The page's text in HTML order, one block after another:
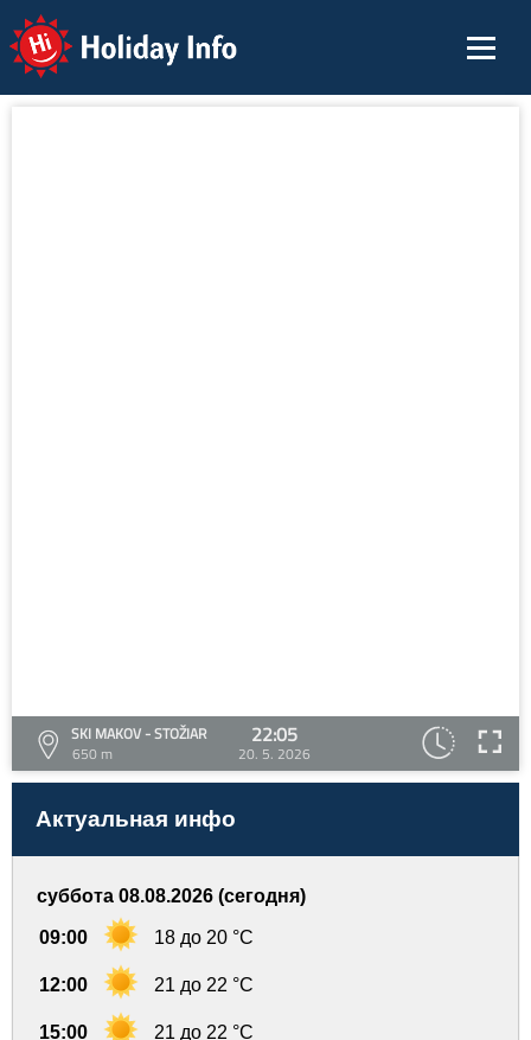
Holiday Info
SKI MAKOV - STOŽIAR
650 m
22:05
20. 5. 2026
Актуальная инфо
суббота 08.08.2026 (сегодня)
09:00 18 до 20 °C
12:00 21 до 22 °C
15:00 21 до 22 °C